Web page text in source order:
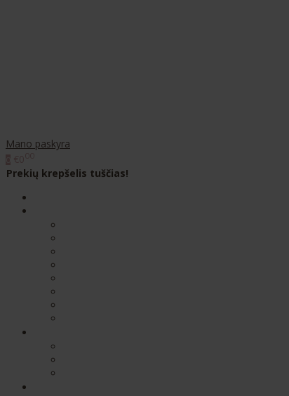
Mano paskyra
Prekių krepšelis tuščias!